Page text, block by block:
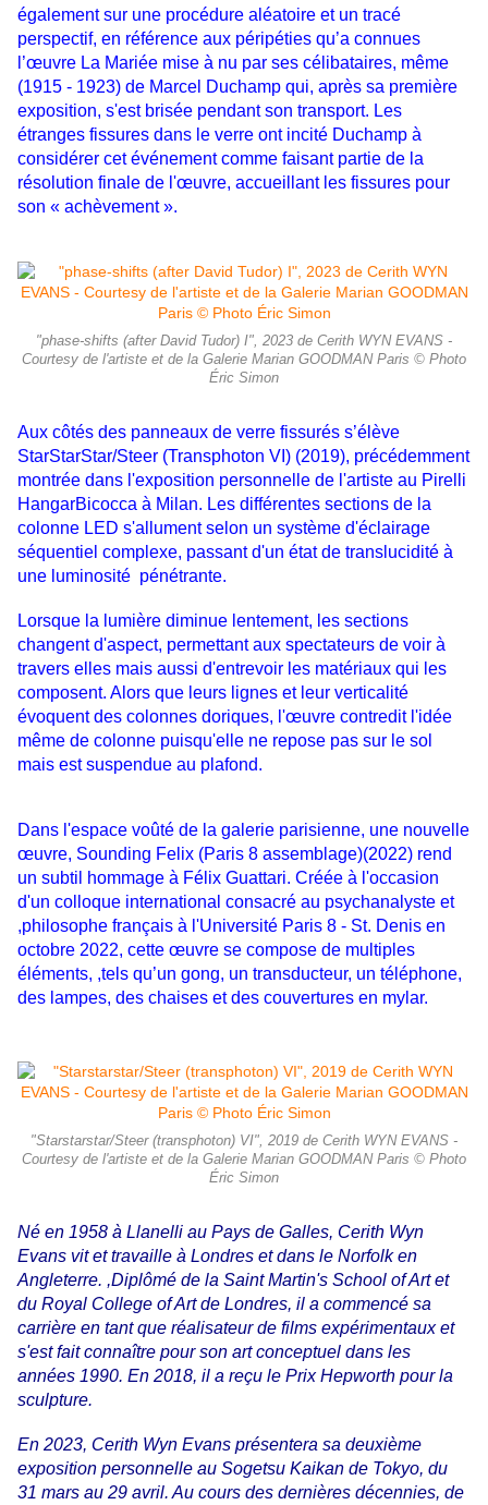
également sur une procédure aléatoire et un tracé
perspectif, en référence aux péripéties qu’a connues
l’œuvre La Mariée mise à nu par ses célibataires, même
(1915 - 1923) de Marcel Duchamp qui, après sa première
exposition, s'est brisée pendant son transport. Les
étranges fissures dans le verre ont incité Duchamp à
considérer cet événement comme faisant partie de la
résolution finale de l'œuvre, accueillant les fissures pour
son « achèvement ».
"phase-shifts (after David Tudor) I", 2023 de Cerith WYN EVANS -
Courtesy de l'artiste et de la Galerie Marian GOODMAN Paris © Photo
Éric Simon
Aux côtés des panneaux de verre fissurés s’élève
StarStarStar/Steer (Transphoton VI) (2019), précédemment
montrée dans l'exposition personnelle de l'artiste au Pirelli
HangarBicocca à Milan. Les différentes sections de la
colonne LED s'allument selon un système d'éclairage
séquentiel complexe, passant d'un état de translucidité à
une luminosité pénétrante.
Lorsque la lumière diminue lentement, les sections
changent d'aspect, permettant aux spectateurs de voir à
travers elles mais aussi d'entrevoir les matériaux qui les
composent. Alors que leurs lignes et leur verticalité
évoquent des colonnes doriques, l'œuvre contredit l'idée
même de colonne puisqu'elle ne repose pas sur le sol
mais est suspendue au plafond.
Dans l'espace voûté de la galerie parisienne, une nouvelle
œuvre, Sounding Felix (Paris 8 assemblage)(2022) rend
un subtil hommage à Félix Guattari. Créée à l'occasion
d'un colloque international consacré au psychanalyste et
,philosophe français à l'Université Paris 8 - St. Denis en
octobre 2022, cette œuvre se compose de multiples
éléments, ,tels qu’un gong, un transducteur, un téléphone,
des lampes, des chaises et des couvertures en mylar.
"Starstarstar/Steer (transphoton) VI", 2019 de Cerith WYN EVANS -
Courtesy de l'artiste et de la Galerie Marian GOODMAN Paris © Photo
Éric Simon
Né en 1958 à Llanelli au Pays de Galles, Cerith Wyn
Evans vit et travaille à Londres et dans le Norfolk en
Angleterre. ,Diplômé de la Saint Martin's School of Art et
du Royal College of Art de Londres, il a commencé sa
carrière en tant que réalisateur de films expérimentaux et
s'est fait connaître pour son art conceptuel dans les
années 1990. En 2018, il a reçu le Prix Hepworth pour la
sculpture.
En 2023, Cerith Wyn Evans présentera sa deuxième
exposition personnelle au Sogetsu Kaikan de Tokyo, du
31 mars au 29 avril. Au cours des dernières décennies, de